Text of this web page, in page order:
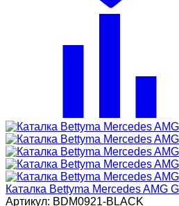
Каталка Bettyma Mercedes AMG
Артикул: BDM0921-BLACK